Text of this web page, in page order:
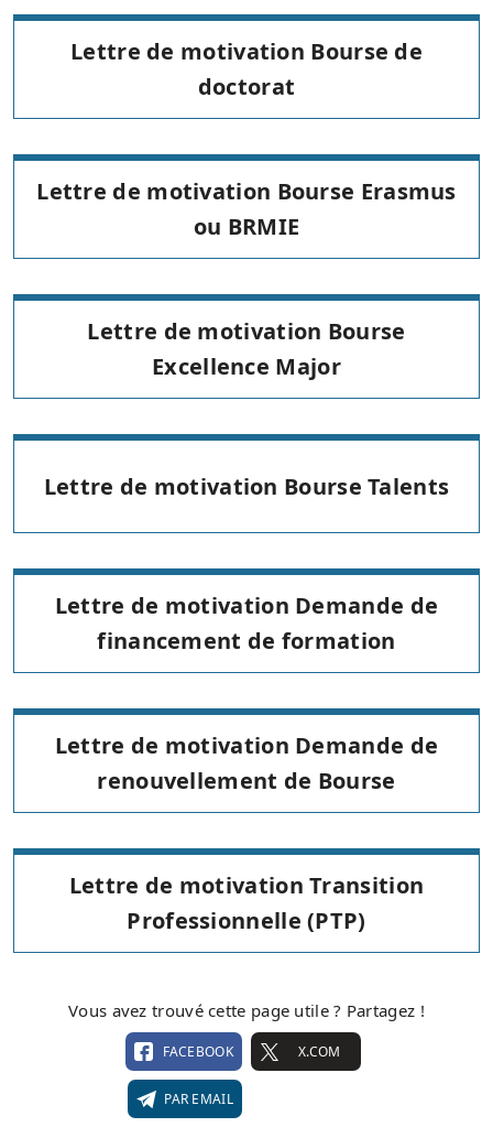
Lettre de motivation Bourse de
doctorat
Lettre de motivation Bourse Erasmus
ou BRMIE
Lettre de motivation Bourse
Excellence Major
Lettre de motivation Bourse Talents
Lettre de motivation Demande de
financement de formation
Lettre de motivation Demande de
renouvellement de Bourse
Lettre de motivation Transition
Professionnelle (PTP)
Vous avez trouvé cette page utile ? Partagez !
FACEBOOK X.COM
PAR EMAIL